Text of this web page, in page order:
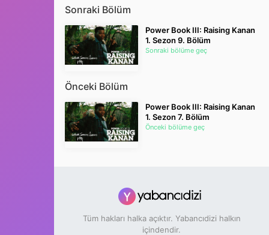
Sonraki Bölüm
Power Book III: Raising Kanan
1. Sezon 9. Bölüm
Sonraki bölüme geç
Önceki Bölüm
Power Book III: Raising Kanan
1. Sezon 7. Bölüm
Önceki bölüme geç
Tüm hakları halka açıktır. Yabancıdizi halkın
içindendir.